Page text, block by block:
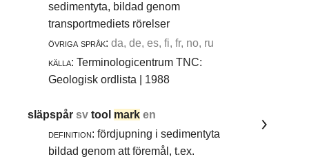
sedimentyta, bildad genom
transportmediets rörelser
övriga språk: da, de, es, fi, fr, no, ru
källa: Terminologicentrum TNC:
Geologisk ordlista | 1988
släpspårsvtool mark en
definition: fördjupning i sedimentyta
bildad genom att föremål, t.ex.